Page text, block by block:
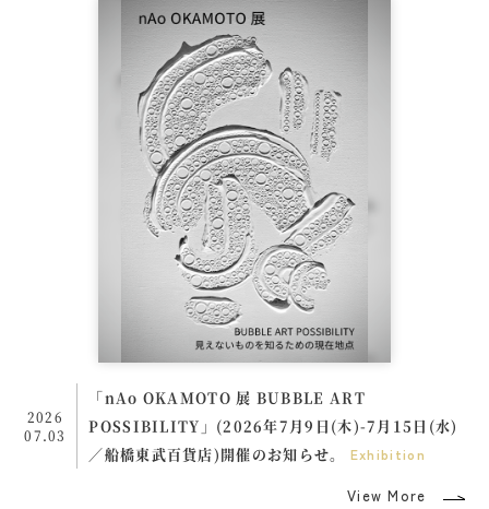
2026
07.03
「nAo OKAMOTO 展 BUBBLE ART
POSSIBILITY」(2026年7月9日(木)-7月15日(水)
／船橋東武百貨店)開催のお知らせ。
Exhibition
View More